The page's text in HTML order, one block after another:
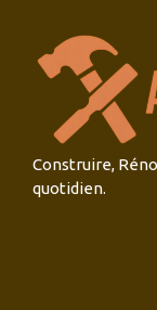
Construire,
quotidien.